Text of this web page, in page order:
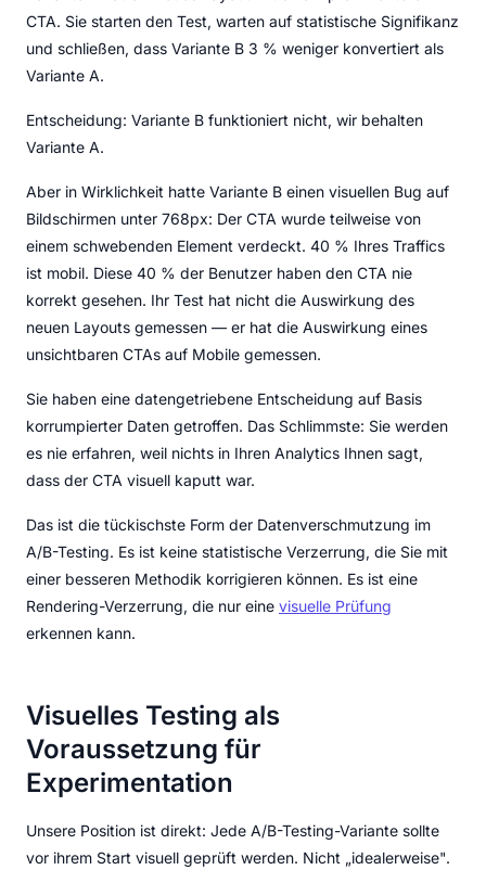
CTA. Sie starten den Test, warten auf statistische Signifikanz
und schließen, dass Variante B 3 % weniger konvertiert als
Variante A.
Entscheidung: Variante B funktioniert nicht, wir behalten
Variante A.
Aber in Wirklichkeit hatte Variante B einen visuellen Bug auf
Bildschirmen unter 768px: Der CTA wurde teilweise von
einem schwebenden Element verdeckt. 40 % Ihres Traffics
ist mobil. Diese 40 % der Benutzer haben den CTA nie
korrekt gesehen. Ihr Test hat nicht die Auswirkung des
neuen Layouts gemessen — er hat die Auswirkung eines
unsichtbaren CTAs auf Mobile gemessen.
Sie haben eine datengetriebene Entscheidung auf Basis
korrumpierter Daten getroffen. Das Schlimmste: Sie werden
es nie erfahren, weil nichts in Ihren Analytics Ihnen sagt,
dass der CTA visuell kaputt war.
Das ist die tückischste Form der Datenverschmutzung im
A/B-Testing. Es ist keine statistische Verzerrung, die Sie mit
einer besseren Methodik korrigieren können. Es ist eine
Rendering-Verzerrung, die nur eine visuelle Prüfung
erkennen kann.
Visuelles Testing als
Voraussetzung für
Experimentation
Unsere Position ist direkt: Jede A/B-Testing-Variante sollte
vor ihrem Start visuell geprüft werden. Nicht „idealerweise".